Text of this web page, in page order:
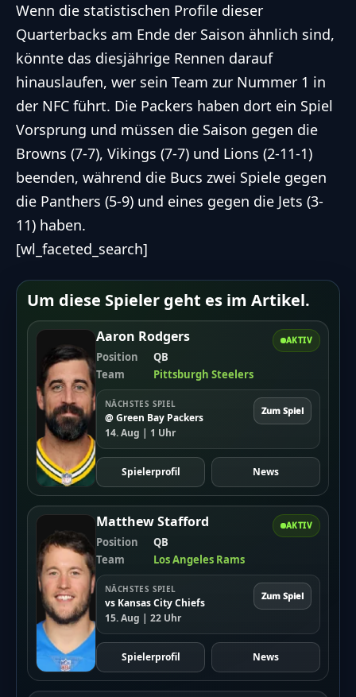
Wenn die statistischen Profile dieser
Quarterbacks am Ende der Saison ähnlich sind,
könnte das diesjährige Rennen darauf
hinauslaufen, wer sein Team zur Nummer 1 in
der NFC führt. Die Packers haben dort ein Spiel
Vorsprung und müssen die Saison gegen die
Browns (7-7), Vikings (7-7) und Lions (2-11-1)
beenden, während die Bucs zwei Spiele gegen
die Panthers (5-9) und eines gegen die Jets (3-
11) haben.
[wl_faceted_search]
Um diese Spieler geht es im Artikel.
AKTIV
Aaron Rodgers
Position
QB
Team
Pittsburgh Steelers
NÄCHSTES SPIEL
@ Green Bay Packers
14. Aug | 1 Uhr
Zum Spiel
Spielerprofil News
AKTIV
Matthew Stafford
Position
QB
Team
Los Angeles Rams
NÄCHSTES SPIEL
vs Kansas City Chiefs
15. Aug | 22 Uhr
Zum Spiel
Spielerprofil News